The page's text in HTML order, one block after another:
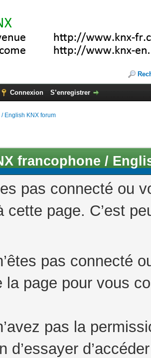
Connexion S’enregistrer
English KNX forum
francophone /
pas connecté ou
cette page. C’est
pas connecté
la page pour vous
pas la
d’essayer